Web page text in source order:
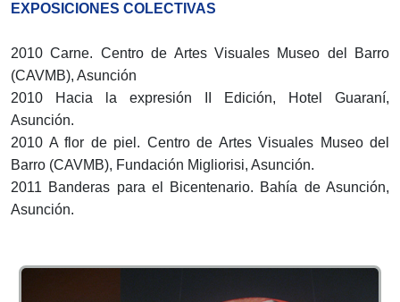
EXPOSICIONES COLECTIVAS
2010 Carne. Centro de Artes Visuales Museo del Barro
(CAVMB), Asunción
2010 Hacia la expresión II Edición, Hotel Guaraní,
Asunción.
2010 A flor de piel. Centro de Artes Visuales Museo del
Barro (CAVMB), Fundación Migliorisi, Asunción.
2011 Banderas para el Bicentenario. Bahía de Asunción,
Asunción.